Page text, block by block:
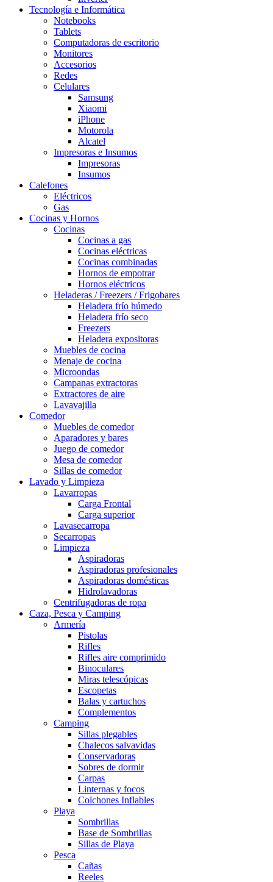
Tecnología e Informática
Notebooks
Tablets
Computadoras de escritorio
Monitores
Accesorios
Redes
Celulares
Samsung
Xiaomi
iPhone
Motorola
Alcatel
Impresoras e Insumos
Impresoras
Insumos
Calefones
Eléctricos
Gas
Cocinas y Hornos
Cocinas
Cocinas a gas
Cocinas eléctricas
Cocinas combinadas
Hornos de empotrar
Hornos eléctricos
Heladeras / Freezers / Frigobares
Heladera frío húmedo
Heladera frío seco
Freezers
Heladera expositoras
Muebles de cocina
Menaje de cocina
Microondas
Campanas extractoras
Extractores de aire
Lavavajilla
Comedor
Muebles de comedor
Aparadores y bares
Juego de comedor
Mesa de comedor
Sillas de comedor
Lavado y Limpieza
Lavarropas
Carga Frontal
Carga superior
Lavasecarropa
Secarropas
Limpieza
Aspiradoras
Aspiradoras profesionales
Aspiradoras domésticas
Hidrolavadoras
Centrifugadoras de ropa
Caza, Pesca y Camping
Armería
Pistolas
Rifles
Rifles aire comprimido
Binoculares
Miras telescópicas
Escopetas
Balas y cartuchos
Complementos
Camping
Sillas plegables
Chalecos salvavidas
Conservadoras
Sobres de dormir
Carpas
Linternas y focos
Colchones Inflables
Playa
Sombrillas
Base de Sombrillas
Sillas de Playa
Pesca
Cañas
Reeles